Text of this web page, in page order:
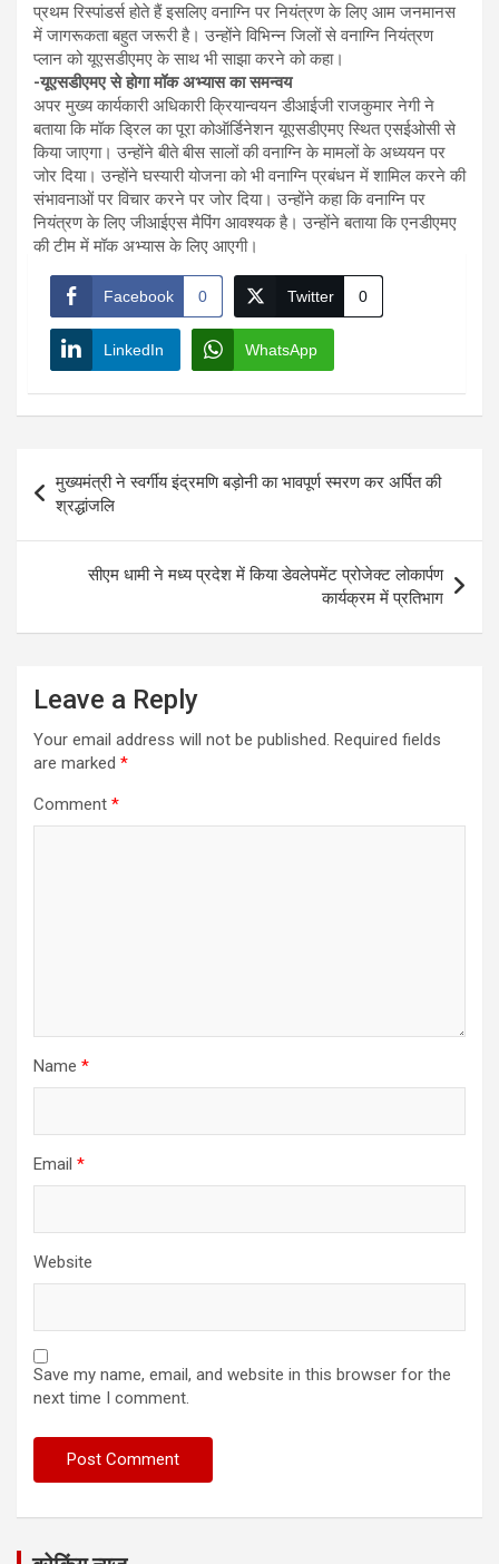
प्रथम रिस्पांडर्स होते हैं इसलिए वनाग्नि पर नियंत्रण के लिए आम जनमानस
में जागरूकता बहुत जरूरी है। उन्होंने विभिन्न जिलों से वनाग्नि नियंत्रण
प्लान को यूएसडीएमए के साथ भी साझा करने को कहा।
-यूएसडीएमए से होगा मॉक अभ्यास का समन्वय
अपर मुख्य कार्यकारी अधिकारी क्रियान्वयन डीआईजी राजकुमार नेगी ने
बताया कि मॉक ड्रिल का पूरा कोऑर्डिनेशन यूएसडीएमए स्थित एसईओसी से
किया जाएगा। उन्होंने बीते बीस सालों की वनाग्नि के मामलों के अध्ययन पर
जोर दिया। उन्होंने घस्यारी योजना को भी वनाग्नि प्रबंधन में शामिल करने की
संभावनाओं पर विचार करने पर जोर दिया। उन्होंने कहा कि वनाग्नि पर
नियंत्रण के लिए जीआईएस मैपिंग आवश्यक है। उन्होंने बताया कि एनडीएमए
की टीम में मॉक अभ्यास के लिए आएगी।
Facebook 0 Twitter 0
LinkedIn WhatsApp
navigation
मुख्यमंत्री ने स्वर्गीय इंद्रमणि बड़ोनी का भावपूर्ण स्मरण कर अर्पित की
श्रद्धांजलि
सीएम धामी ने मध्य प्रदेश में किया डेवलेपमेंट प्रोजेक्ट लोकार्पण
कार्यक्रम में प्रतिभाग
Leave a Reply
Your email address will not be published. Required fields
are marked *
Comment *
Name *
Email *
Website
Save my name, email, and website in this browser for the
next time I comment.